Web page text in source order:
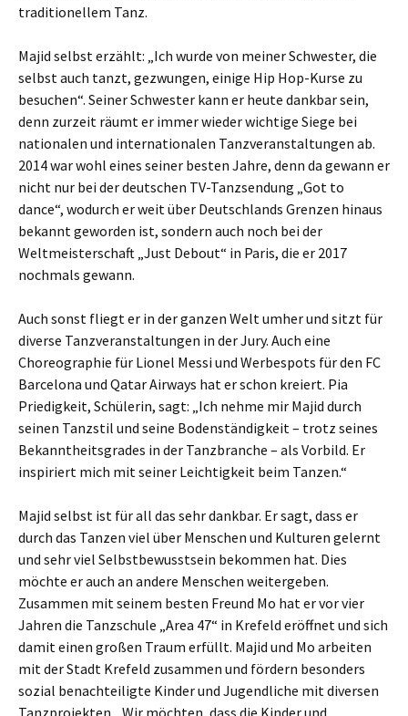
traditionellem Tanz.
Majid selbst erzählt: „Ich wurde von meiner Schwester, die
selbst auch tanzt, gezwungen, einige Hip Hop-Kurse zu
besuchen“. Seiner Schwester kann er heute dankbar sein,
denn zurzeit räumt er immer wieder wichtige Siege bei
nationalen und internationalen Tanzveranstaltungen ab.
2014 war wohl eines seiner besten Jahre, denn da gewann er
nicht nur bei der deutschen TV-Tanzsendung „Got to
dance“, wodurch er weit über Deutschlands Grenzen hinaus
bekannt geworden ist, sondern auch noch bei der
Weltmeisterschaft „Just Debout“ in Paris, die er 2017
nochmals gewann.
Auch sonst fliegt er in der ganzen Welt umher und sitzt für
diverse Tanzveranstaltungen in der Jury. Auch eine
Choreographie für Lionel Messi und Werbespots für den FC
Barcelona und Qatar Airways hat er schon kreiert. Pia
Priedigkeit, Schülerin, sagt: „Ich nehme mir Majid durch
seinen Tanzstil und seine Bodenständigkeit – trotz seines
Bekanntheitsgrades in der Tanzbranche – als Vorbild. Er
inspiriert mich mit seiner Leichtigkeit beim Tanzen.“
Majid selbst ist für all das sehr dankbar. Er sagt, dass er
durch das Tanzen viel über Menschen und Kulturen gelernt
und sehr viel Selbstbewusstsein bekommen hat. Dies
möchte er auch an andere Menschen weitergeben.
Zusammen mit seinem besten Freund Mo hat er vor vier
Jahren die Tanzschule „Area 47“ in Krefeld eröffnet und sich
damit einen großen Traum erfüllt. Majid und Mo arbeiten
mit der Stadt Krefeld zusammen und fördern besonders
sozial benachteiligte Kinder und Jugendliche mit diversen
Tanzprojekten. „Wir möchten, dass die Kinder und